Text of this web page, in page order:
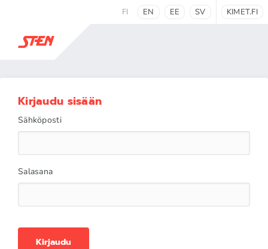
FI EN EE SV KIMET.FI
Kirjaudu sisään
Sähköposti
Salasana
Kirjaudu